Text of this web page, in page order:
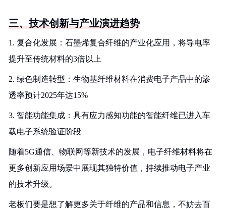
三、技术创新与产业演进趋势
1. 复合化发展：石墨烯复合纤维的产业化应用，将导电率
提升至传统材料的3倍以上
2. 绿色制造转型：生物基纤维材料在消费电子产品中的渗
透率预计2025年达15%
3. 智能功能集成：具有应力感知功能的智能纤维已进入车
载电子系统验证阶段
随着5G通信、物联网等新技术的发展，电子纤维材料将在
更多创新应用场景中展现其独特价值，持续推动电子产业
的技术升级。
老板们要是想了解更多关于纤维的产品和信息，不妨去百